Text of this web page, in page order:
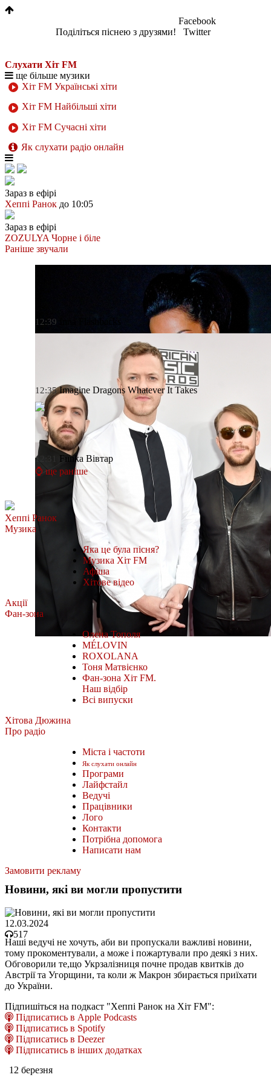
Поділіться піснею з друзями!
Facebook
Twitter
Слухати Хіт FM
ще більше музики
Хіт FM Українські хіти
Хіт FM Найбільші хіти
Хіт FM Сучасні хіти
Як слухати радіо онлайн
Зараз в ефірі
Хеппі Ранок до 10:05
Зараз в ефірі
ZOZULYA Чорне і біле
Раніше звучали
12:39 Flashbacks
12:35 Imagine Dragons Whatever It Takes
12:31 Fiїnka Вівтар
⌚ ще раніше
Хеппі Ранок
Музика
Яка це була пісня?
Музика Хіт FM
Афіша
Хітове відео
Акції
Фан-зона
Олена Тополя
MÉLOVIN
ROXOLANA
Тоня Матвієнко
Фан-зона Хіт FM.
Наш відбір
Всі випуски
Хітова Дюжина
Про радіо
Міста і частоти
Як слухати онлайн
Програми
Лайфстайл
Ведучі
Працівники
Лого
Контакти
Потрібна допомога
Написати нам
Замовити рекламу
Новини, які ви могли пропустити
12.03.2024
517
Наші ведучі не хочуть, аби ви пропускали важливі новини,
тому прокоментували, а може і пожартували про деякі з них.
Обговорили те,що Укрзалізниця почне продав квитків до
Австрії та Угорщини, та коли ж Макрон збирається приїхати
до України.
Підпишіться на подкаст "Хеппі Ранок на Хіт FM":
Підписатись в Apple Podcasts
Підписатись в Spotify
Підписатись в Deezer
Підписатись в інших додатках
12 березня